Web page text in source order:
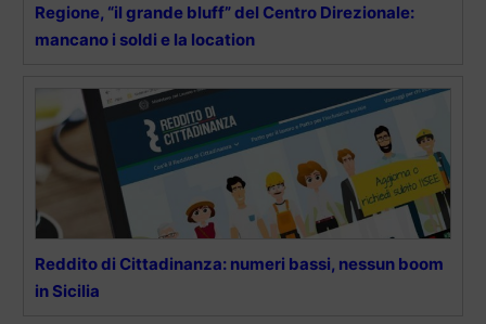
Regione, “il grande bluff” del Centro Direzionale:
mancano i soldi e la location
Reddito di Cittadinanza: numeri bassi, nessun boom
in Sicilia